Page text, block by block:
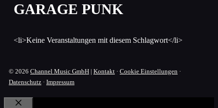
GARAGE PUNK
<li>Keine Veranstaltungen mit diesem Schlagwort</li>
© 2026 Channel Music GmbH | Kontakt · Cookie Einstellungen ·
Datenschutz · Impressum